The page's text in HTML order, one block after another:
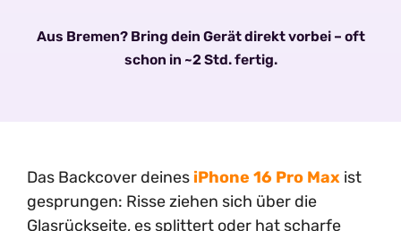
Aus Bremen? Bring dein Gerät direkt vorbei – oft
schon in ~2 Std. fertig.
Das Backcover deines iPhone 16 Pro Max ist
gesprungen: Risse ziehen sich über die
Glasrückseite, es splittert oder hat scharfe